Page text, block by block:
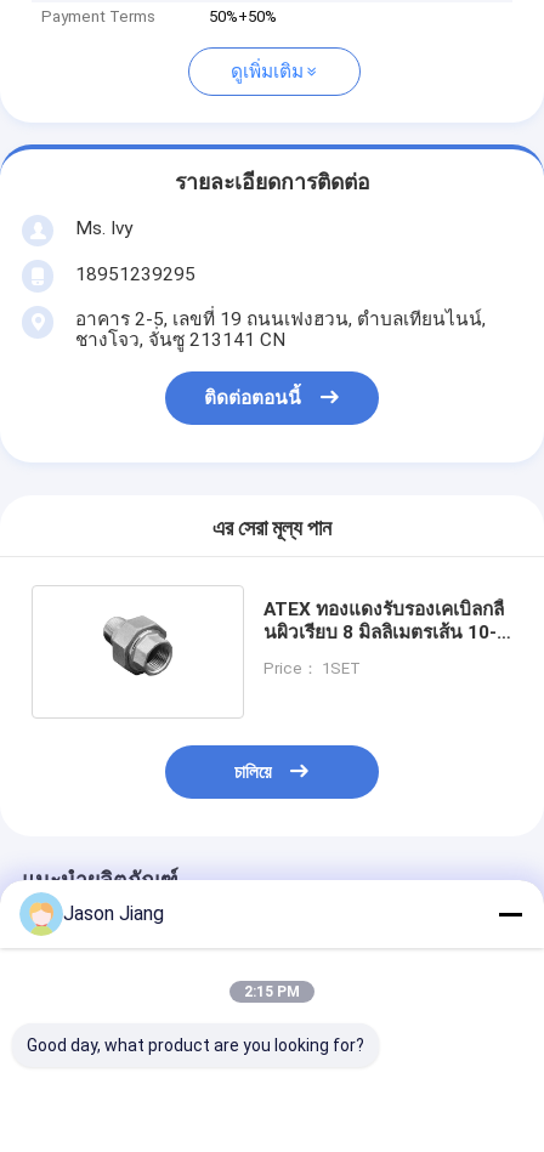
Payment Terms
50%+50%
ดูเพิ่มเติม
รายละเอียดการติดต่อ
Ms. Ivy
18951239295
อาคาร 2-5, เลขที่ 19 ถนนเฟงฮวน, ตําบลเทียนไนน์,
ชางโจว, จั่นซู 213141 CN
ติดต่อตอนนี้
এর সেরা মূল্য পান
ATEX ทองแดงรับรองเคเบิลกลี้
นผิวเรียบ 8 มิลลิเมตรเส้น 10-
Price： 1SET
চালিয়ে
แนะนำผลิตภัณฑ์
Jason Jiang
2:15 PM
Good day, what product are you looking for?